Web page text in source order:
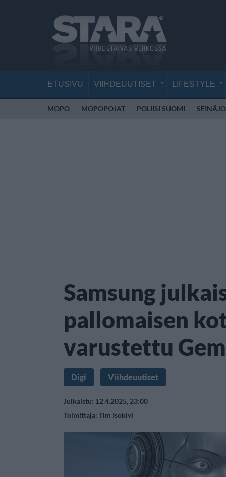
ETUSIVU VIIHDEUUTISET LIFESTYLE
MOPO MOPOPOJAT POLIISI SUOMI
Samsung
pallomaisen
varustettu
Digi Viihdeuutiset
Julkaistu: 12.4.2025, 23:00
Toimittaja: Tim Isokivi